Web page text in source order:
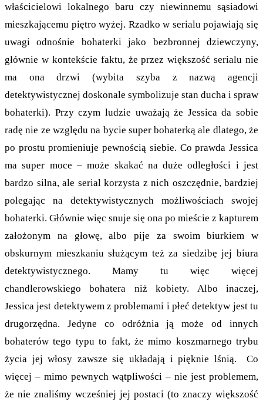
właścicielowi lokalnego baru czy niewinnemu sąsiadowi
mieszkającemu piętro wyżej. Rzadko w serialu pojawiają się
uwagi odnośnie bohaterki jako bezbronnej dziewczyny,
głównie w kontekście faktu, że przez większość serialu nie
ma ona drzwi (wybita szyba z nazwą agencji
detektywistycznej doskonale symbolizuje stan ducha i spraw
bohaterki). Przy czym ludzie uważają że Jessica da sobie
radę nie ze względu na bycie super bohaterką ale dlatego, że
po prostu promieniuje pewnością siebie. Co prawda Jessica
ma super moce – może skakać na duże odległości i jest
bardzo silna, ale serial korzysta z nich oszczędnie, bardziej
polegając na detektywistycznych możliwościach swojej
bohaterki. Głównie więc snuje się ona po mieście z kapturem
założonym na głowę, albo pije za swoim biurkiem w
obskurnym mieszkaniu służącym też za siedzibę jej biura
detektywistycznego. Mamy tu więc więcej
chandlerowskiego bohatera niż kobiety. Albo inaczej,
Jessica jest detektywem z problemami i płeć detektyw jest tu
drugorzędna. Jedyne co odróżnia ją może od innych
bohaterów tego typu to fakt, że mimo koszmarnego trybu
życia jej włosy zawsze się układają i pięknie lśnią. Co
więcej – mimo pewnych wątpliwości – nie jest problemem,
że nie znaliśmy wcześniej jej postaci (to znaczy większość